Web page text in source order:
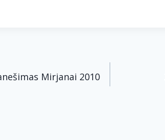
Mirjanai 2010